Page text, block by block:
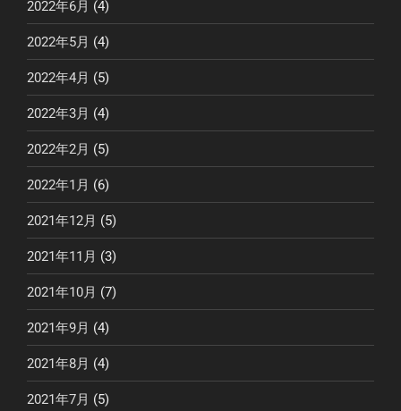
2022年6月 (4)
2022年5月 (4)
2022年4月 (5)
2022年3月 (4)
2022年2月 (5)
2022年1月 (6)
2021年12月 (5)
2021年11月 (3)
2021年10月 (7)
2021年9月 (4)
2021年8月 (4)
2021年7月 (5)